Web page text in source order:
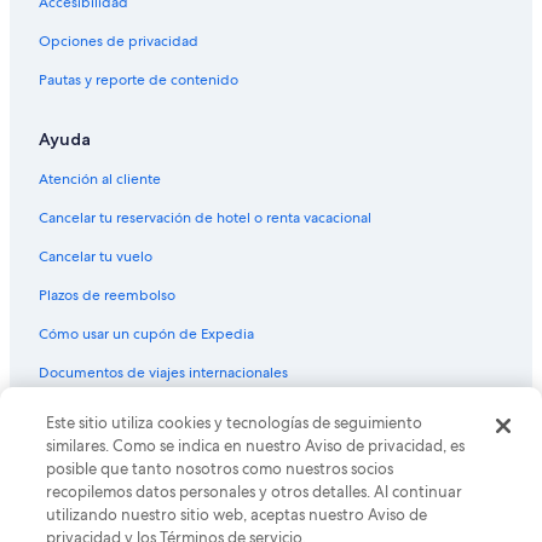
Vuelos de Midland (MAF) a Phoenix (PHX)
Vuelos de Kansas City (MCI) a Phoenix (PHX)
Vuelos de Memphis (MEM) a Phoenix (PHX)
Vuelos de McAllen (MFE) a Phoenix (PHX)
Vuelos de Miami (MIA) a Phoenix (PHX)
Vuelos de Milwaukee (MKE) a Phoenix (PHX)
Vuelos de Morelia (MLM) a Phoenix (PHX)
Vuelos de Minneapolis (MSP) a Phoenix (PHX)
Vuelos de Nueva Orleans (MSY) a Phoenix (PHX)
Vuelos de Monterrey (MTY) a Phoenix (PHX)
Vuelos de Mazatlán (MZT) a Phoenix (PHX)
Vuelos de Oakland (OAK) a Phoenix (PHX)
Vuelos de Oklahoma City (OKC) a Phoenix (PHX)
Opciones de privacidad
Pautas y reporte de contenido
Ayuda
Atención al cliente
Cancelar tu reservación de hotel o renta vacacional
Cancelar tu vuelo
Plazos de reembolso
Cómo usar un cupón de Expedia
Documentos de viajes internacionales
© 2026 Expedia, Inc., una empresa de Expedia Group. Todos los
derechos reservados. Expedia y el logo de Expedia son marcas
registradas o marcas comerciales de Expedia, Inc. CST# 2029030-50.
Este sitio utiliza cookies y tecnologías de seguimiento
similares. Como se indica en nuestro Aviso de privacidad, es
posible que tanto nosotros como nuestros socios
recopilemos datos personales y otros detalles. Al continuar
utilizando nuestro sitio web, aceptas nuestro Aviso de
privacidad y los Términos de servicio.